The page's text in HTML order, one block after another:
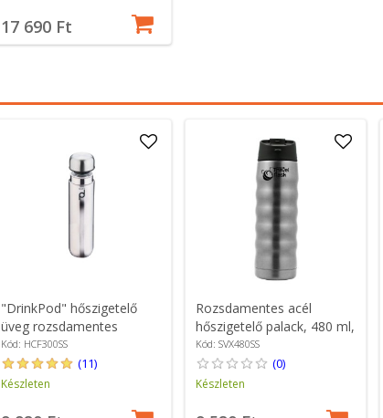
17 690 Ft
"DrinkPod" hőszigetelő
üveg rozsdamentes
acélból, 300 ml, Ezüst
színű - Grunwerg
Kód: HCF300SS
(11)
Készleten
Rozsdamentes acél
hőszigetelő palack, 480 ml,
"Pioneer", ezüst -
Grunwerg
Kód: SVX480SS
(0)
Készleten